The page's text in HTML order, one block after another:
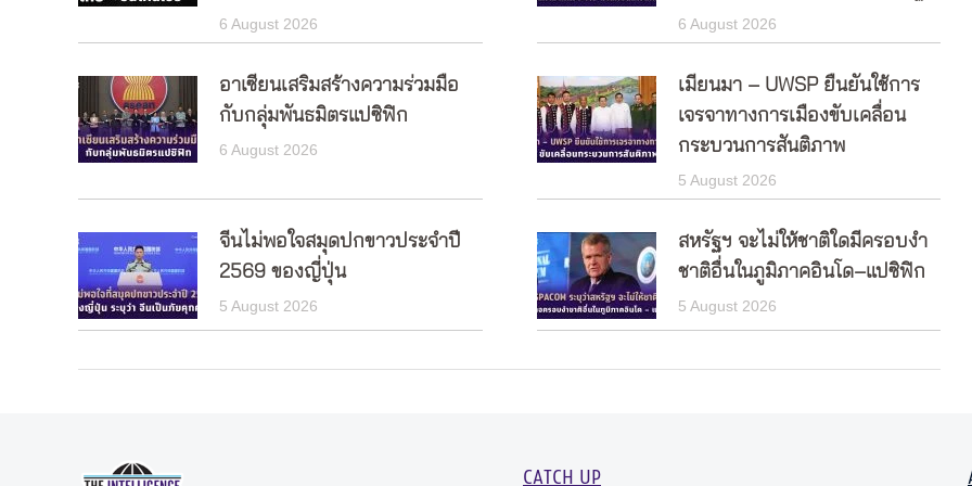
6 August 2026 6 August 2026
อาเซียนเสริมสร้างความร่วมมือ
กับกลุ่มพันธมิตรแปซิฟิก
6 August 2026
เมียนมา – UWSP ยืนยันใช้การ
เจรจาทางการเมืองขับเคลื่อน
กระบวนการสันติภาพ
5 August 2026
จีนไม่พอใจสมุดปกขาวประจำปี
2569 ของญี่ปุ่น
5 August 2026
สหรัฐฯ จะไม่ให้ชาติใดมีครอบงำ
ชาติอื่นในภูมิภาคอินโด–แปซิฟิก
5 August 2026
CATCH UP